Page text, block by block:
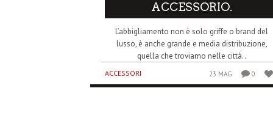
ACCESSORIO.
L’abbigliamento non è solo griffe o brand del
lusso, è anche grande e media distribuzione,
quella che troviamo nelle città..
ACCESSORI 23 MAG 0